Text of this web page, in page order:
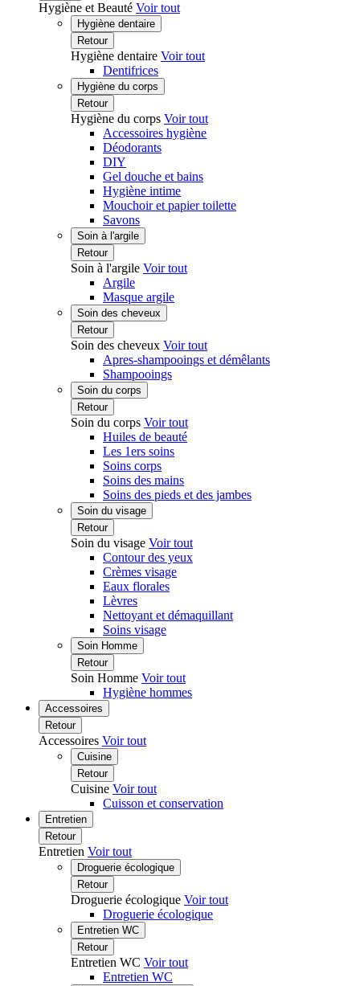
Hygiène et Beauté Voir tout
Hygiène dentaire
Retour
Hygiène dentaire Voir tout
Dentifrices
Hygiène du corps
Retour
Hygiène du corps Voir tout
Accessoires hygiène
Déodorants
DIY
Gel douche et bains
Hygiène intime
Mouchoir et papier toilette
Savons
Soin à l'argile
Retour
Soin à l'argile Voir tout
Argile
Masque argile
Soin des cheveux
Retour
Soin des cheveux Voir tout
Apres-shampooings et démêlants
Shampooings
Soin du corps
Retour
Soin du corps Voir tout
Huiles de beauté
Les 1ers soins
Soins corps
Soins des mains
Soins des pieds et des jambes
Soin du visage
Retour
Soin du visage Voir tout
Contour des yeux
Crèmes visage
Eaux florales
Lèvres
Nettoyant et démaquillant
Soins visage
Soin Homme
Retour
Soin Homme Voir tout
Hygiène hommes
Accessoires
Retour
Accessoires Voir tout
Cuisine
Retour
Cuisine Voir tout
Cuisson et conservation
Entretien
Retour
Entretien Voir tout
Droguerie écologique
Retour
Droguerie écologique Voir tout
Droguerie écologique
Entretien WC
Retour
Entretien WC Voir tout
Entretien WC